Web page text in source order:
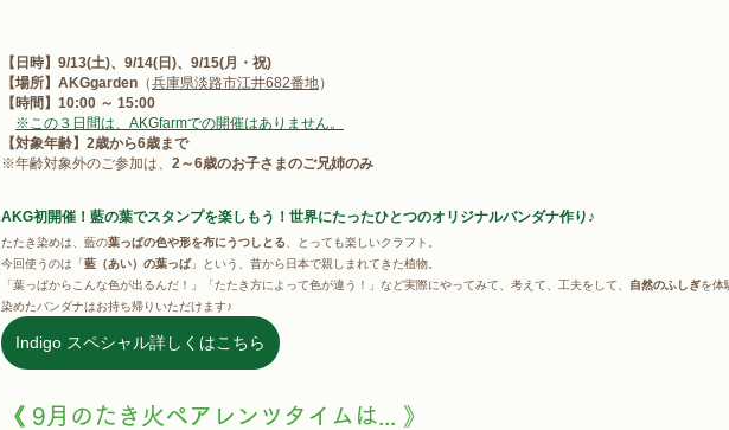
【日時】 9/13(土)、9/14(日)、9/15(月・祝)
【場所】AKGgarden （兵庫県淡路市江井682番地）
【時間】10:00 ～ 15:00
※この３日間は、AKGfarmでの開催はありません。
【対象年齢】2歳から6歳まで
※年齢対象外のご参加は、 2～6歳のお子さまのご兄姉のみ
AKG初開催！藍の葉でスタンプを楽しもう！世界にたったひとつのオリジナルバンダナ作り♪
たたき染めは、藍の葉っぱの色や形を布にうつしとる、とっても楽しいクラフト。
今回使うのは「 藍（あい）の葉っぱ」という、昔から日本で親しまれてきた植物。
「葉っぱからこんな色が出るんだ！」「たたき方によって色が違う！」など実際にやってみて、考えて、工夫をして、 自然のふしぎを体
染めたバンダナはお持ち帰りいただけます♪
Indigo スペシャル詳しくはこちら
《 9月のたき火ペアレンツタイムは... 》